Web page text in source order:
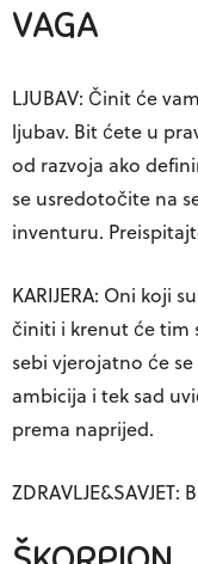
VAGA
LJUBAV: Činit će
ljubav. Bit ćete u
od razvoja ako
se usredotočite na
inventuru.
KARIJERA: Oni koji
činiti i krenut će tim
sebi vjerojatno će
ambicija i tek sad
prema naprijed.